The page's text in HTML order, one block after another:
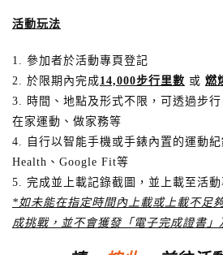
活動玩法
1. 參加者於活動專頁登記
2. 於限期內完成14,000步行里數 或 燃
3. 時間、地點及形式不限，可透過步行
在家運動、做家務等
4. 自行以智能手機或手錶內置的運動
Health、Google Fit等
5. 完成並上載記錄截圖，並上載至活動
*如未能在指定時間內上載或上載不足
成挑戰，並不會獲發「電子完成證書」